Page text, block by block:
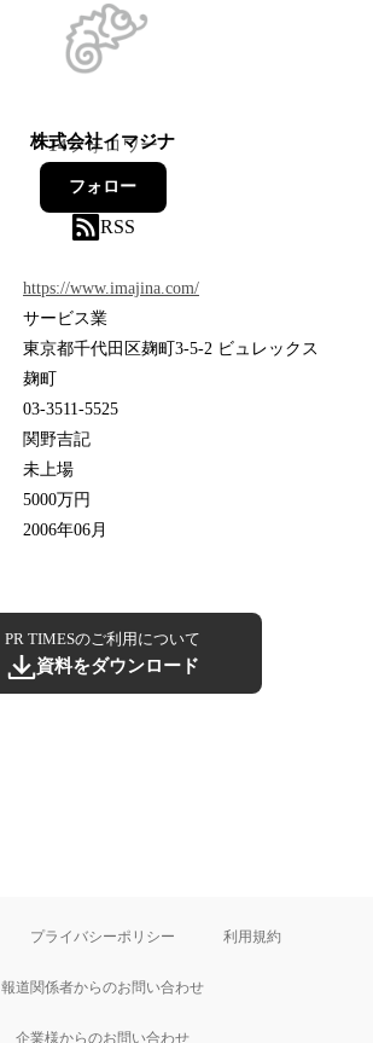
株式会社イマジナ
14フォロワー
フォロー
RSS
https://www.imajina.com/
サービス業
東京都千代田区麹町3-5-2 ビュレックス
麹町
03-3511-5525
関野吉記
未上場
5000万円
2006年06月
PR TIMESのご利用について
資料をダウンロード
プライバシーポリシー 利用規約
報道関係者からのお問い合わせ
企業様からのお問い合わせ